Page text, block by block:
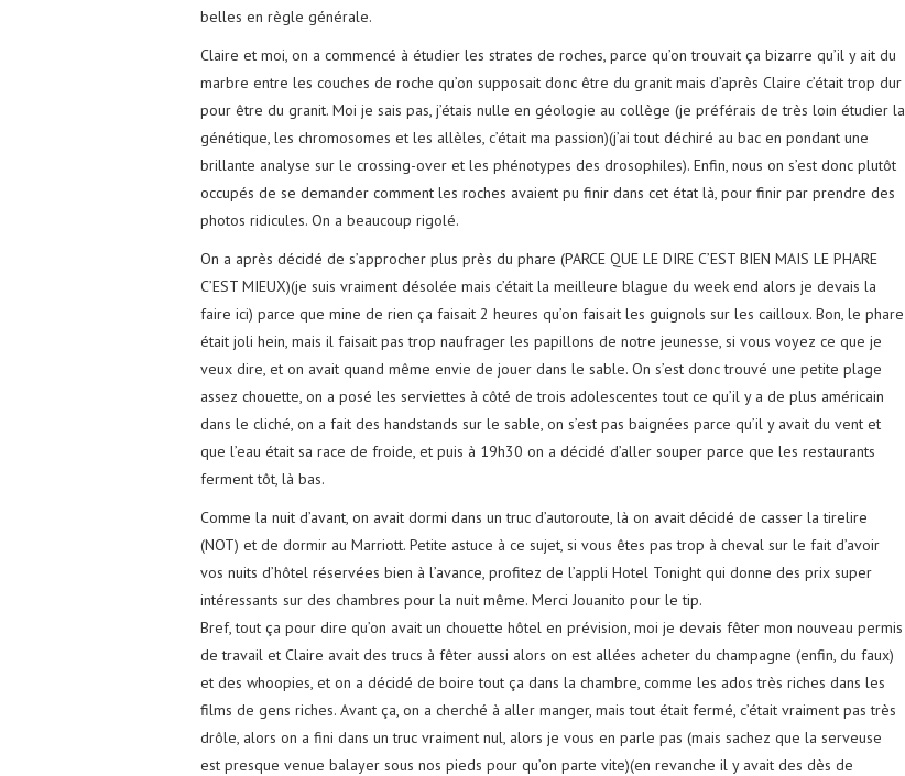
belles en règle générale.
Claire et moi, on a commencé à étudier les strates de roches, parce qu’on trouvait ça bizarre qu’il y ait du
marbre entre les couches de roche qu’on supposait donc être du granit mais d’après Claire c’était trop dur
pour être du granit. Moi je sais pas, j’étais nulle en géologie au collège (je préférais de très loin étudier la
génétique, les chromosomes et les allèles, c’était ma passion)(j’ai tout déchiré au bac en pondant une
brillante analyse sur le crossing-over et les phénotypes des drosophiles). Enfin, nous on s’est donc plutôt
occupés de se demander comment les roches avaient pu finir dans cet état là, pour finir par prendre des
photos ridicules. On a beaucoup rigolé.
On a après décidé de s’approcher plus près du phare (PARCE QUE LE DIRE C’EST BIEN MAIS LE PHARE
C’EST MIEUX)(je suis vraiment désolée mais c’était la meilleure blague du week end alors je devais la
faire ici) parce que mine de rien ça faisait 2 heures qu’on faisait les guignols sur les cailloux. Bon, le phare
était joli hein, mais il faisait pas trop naufrager les papillons de notre jeunesse, si vous voyez ce que je
veux dire, et on avait quand même envie de jouer dans le sable. On s’est donc trouvé une petite plage
assez chouette, on a posé les serviettes à côté de trois adolescentes tout ce qu’il y a de plus américain
dans le cliché, on a fait des handstands sur le sable, on s’est pas baignées parce qu’il y avait du vent et
que l’eau était sa race de froide, et puis à 19h30 on a décidé d’aller souper parce que les restaurants
ferment tôt, là bas.
Comme la nuit d’avant, on avait dormi dans un truc d’autoroute, là on avait décidé de casser la tirelire
(NOT) et de dormir au Marriott. Petite astuce à ce sujet, si vous êtes pas trop à cheval sur le fait d’avoir
vos nuits d’hôtel réservées bien à l’avance, profitez de l’appli Hotel Tonight qui donne des prix super
intéressants sur des chambres pour la nuit même. Merci Jouanito pour le tip.
Bref, tout ça pour dire qu’on avait un chouette hôtel en prévision, moi je devais fêter mon nouveau permis
de travail et Claire avait des trucs à fêter aussi alors on est allées acheter du champagne (enfin, du faux)
et des whoopies, et on a décidé de boire tout ça dans la chambre, comme les ados très riches dans les
films de gens riches. Avant ça, on a cherché à aller manger, mais tout était fermé, c’était vraiment pas très
drôle, alors on a fini dans un truc vraiment nul, alors je vous en parle pas (mais sachez que la serveuse
est presque venue balayer sous nos pieds pour qu’on parte vite)(en revanche il y avait des dès de